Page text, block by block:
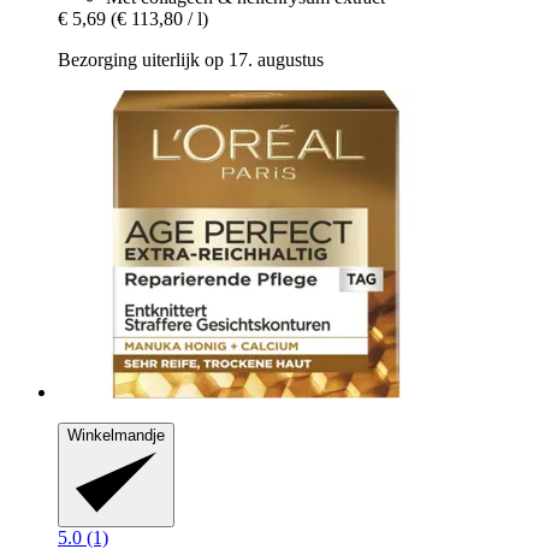
€ 5,69 (€ 113,80 / l)
Bezorging uiterlijk op 17. augustus
Winkelmandje
5.0 (1)